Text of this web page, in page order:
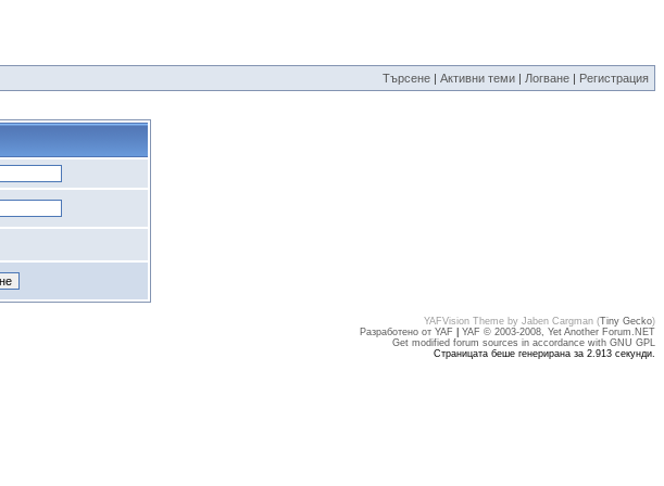
Търсене | Активни теми | Логване | Регистрация
YAFVision Theme by Jaben Cargman (Tiny Gecko)
Разработено от YAF
YAF © 2003-2008, Yet Another Forum.NET
Get modified forum sources in accordance with GNU GPL
Страницата беше генерирана за 2.913 секунди.